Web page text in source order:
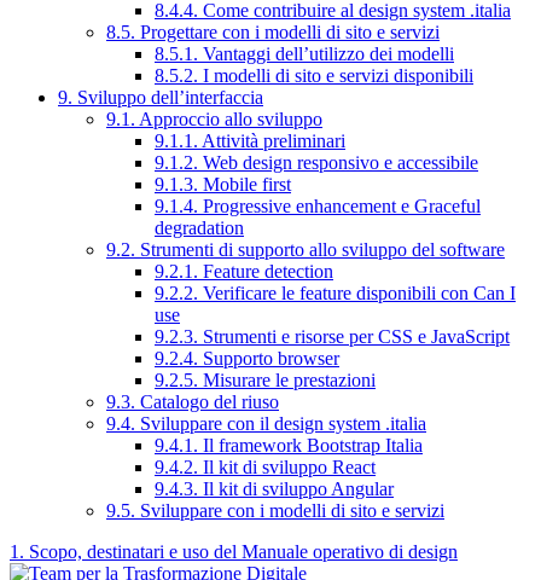
8.4.4. Come contribuire al design system .italia
8.5. Progettare con i modelli di sito e servizi
8.5.1. Vantaggi dell’utilizzo dei modelli
8.5.2. I modelli di sito e servizi disponibili
9. Sviluppo dell’interfaccia
9.1. Approccio allo sviluppo
9.1.1. Attività preliminari
9.1.2. Web design responsivo e accessibile
9.1.3. Mobile first
9.1.4. Progressive enhancement e Graceful
degradation
9.2. Strumenti di supporto allo sviluppo del software
9.2.1. Feature detection
9.2.2. Verificare le feature disponibili con Can I
use
9.2.3. Strumenti e risorse per CSS e JavaScript
9.2.4. Supporto browser
9.2.5. Misurare le prestazioni
9.3. Catalogo del riuso
9.4. Sviluppare con il design system .italia
9.4.1. Il framework Bootstrap Italia
9.4.2. Il kit di sviluppo React
9.4.3. Il kit di sviluppo Angular
9.5. Sviluppare con i modelli di sito e servizi
1. Scopo, destinatari e uso del Manuale operativo di design